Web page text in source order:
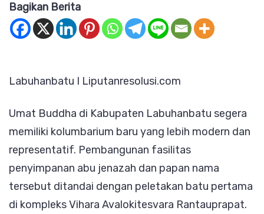
Senilai
Jadi
Fasilitas
Umat
Buddha
di
Bagikan Berita
Labuhanbatu I Liputanresolusi.com
Umat Buddha di Kabupaten Labuhanbatu segera
memiliki kolumbarium baru yang lebih modern dan
representatif. Pembangunan fasilitas
penyimpanan abu jenazah dan papan nama
tersebut ditandai dengan peletakan batu pertama
di kompleks Vihara Avalokitesvara Rantauprapat.